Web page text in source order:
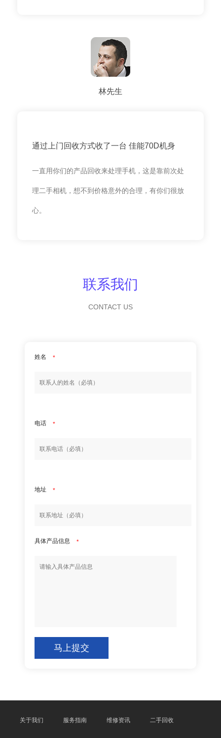
林先生
通过上门回收方式收了一台 佳能70D机身
一直用你们的产品回收来处理手机，这是靠前次处
理二手相机，想不到价格意外的合理，有你们很放
心。
联系我们
CONTACT US
姓名 *
电话 *
地址 *
具体产品信息 *
马上提交
关于我们 服务指南 维修资讯 二手回收